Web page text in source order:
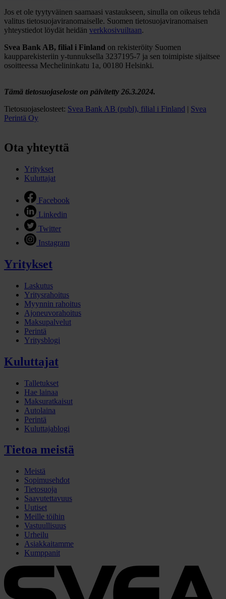
Jos et ole tyytyväinen saamaasi vastaukseen, sinulla on oikeus tehdä
valitus tietosuojaviranomaiselle. Suomen tietosuojaviranomaisen
yhteystiedot löydät heidän verkkosivuiltaan.
Svea Bank AB, filial i Finland on rekisteröity Suomen
kaupparekisteriin y-tunnuksella 3237195-7 ja sen toimipiste sijaitsee
osoitteessa Mechelininkatu 1a, 00180 Helsinki.
Tämä tietosuojaseloste on päivitetty 26.3.2024.
Tietosuojaselosteet: Svea Bank AB (publ), filial i Finland | Svea
Perintä Oy
Ota yhteyttä
Yritykset
Kuluttajat
Facebook
Linkedin
Twitter
Instagram
Yritykset
Laskutus
Yritysrahoitus
Myynnin rahoitus
Ajoneuvorahoitus
Maksupalvelut
Perintä
Yritysblogi
Kuluttajat
Talletukset
Hae lainaa
Maksuratkaisut
Autolaina
Perintä
Kuluttajablogi
Tietoa meistä
Meistä
Sopimusehdot
Tietosuoja
Saavutettavuus
Uutiset
Meille töihin
Vastuullisuus
Urheilu
Asiakkaitamme
Kumppanit